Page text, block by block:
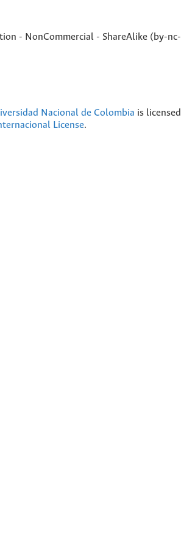
- NonCommercial - ShareAlike (by-nc-
Nacional de Colombia is licensed
License.